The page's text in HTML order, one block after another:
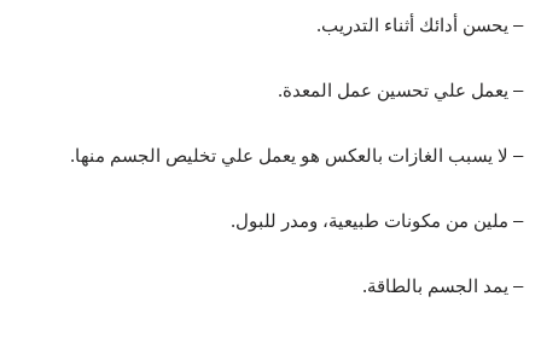
– يحسن أدائك أثناء التدريب.
– يعمل علي تحسين عمل المعدة.
– لا يسبب الغازات بالعكس هو يعمل علي تخليص الجسم منها.
– ملين من مكونات طبيعية، ومدر للبول.
– يمد الجسم بالطاقة.